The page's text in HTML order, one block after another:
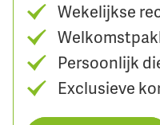
Wekelijkse
Persoonlijk
Exclusieve